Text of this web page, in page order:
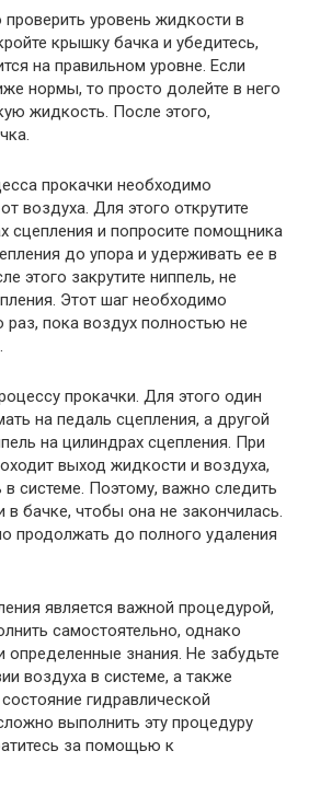
уровень жидкости в
крышку бачка и убедитесь,
на правильном уровне. Если
нормы, то просто долейте в него
жидкость. После этого,
прокачки необходимо
воздуха. Для этого открутите
сцепления и попросите помощника
до упора и удерживать ее в
этого закрутите ниппель, не
Этот шаг необходимо
раз, пока воздух полностью не
прокачки. Для этого один
на педаль сцепления, а другой
на цилиндрах сцепления. При
выход жидкости и воздуха,
системе. Поэтому, важно следить
в бачке, чтобы она не закончилась.
продолжать до полного удаления
является важной процедурой,
самостоятельно, однако
определенные знания. Не забудьте
воздуха в системе, а также
гидравлической
выполнить эту процедуру
за помощью к